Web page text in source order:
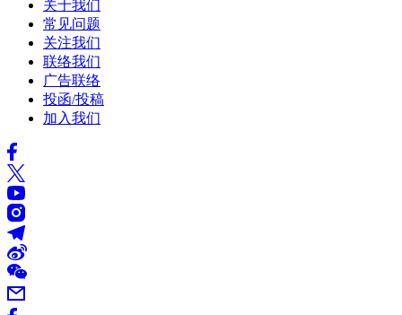
关于我们
常见问题
关注我们
联络我们
广告联络
投函/投稿
加入我们